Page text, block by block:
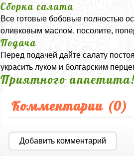
Сборка салата
Все готовые бобовые полностью
оливковым маслом, посолите,
Подача
Перед подачей дайте салату
украсить луком и болгарским
Приятного
Комментарии (0)
Добавить комментарий